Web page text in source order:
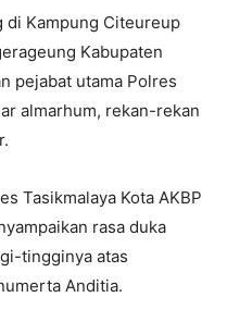
di Kampung Citeureup
Kabupaten
pejabat utama Polres
almarhum, rekan-rekan
Tasikmalaya Kota AKBP
rasa duka
tingginya atas
Anditia.